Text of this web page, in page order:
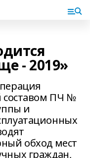
- 2019»
ПЧ №
и
обход мест
граждан,